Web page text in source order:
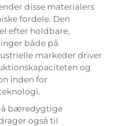
disse materialers
fordele. Den
efter holdbare,
både på
markeder driver
og
inden for
bæredygtige
også til